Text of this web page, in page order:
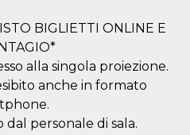
BIGLIETTI ONLINE E
alla singola proiezione.
anche in formato
personale di sala.
Script.com per
consenso sui
cookie dei
visitatori. È
cookie di
Cookie-